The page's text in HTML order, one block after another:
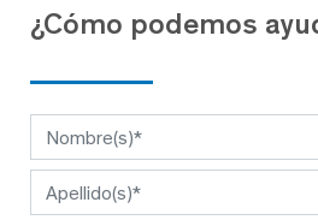
¿Cómo podemos